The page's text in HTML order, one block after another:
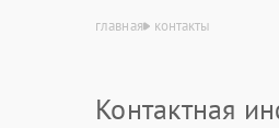
главная контакты
Контактная